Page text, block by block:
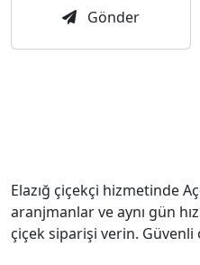
Gönder
Elazığ çiçekçi hizmetinde
aranjmanlar ve aynı gün
çiçek siparişi verin. Güvenli